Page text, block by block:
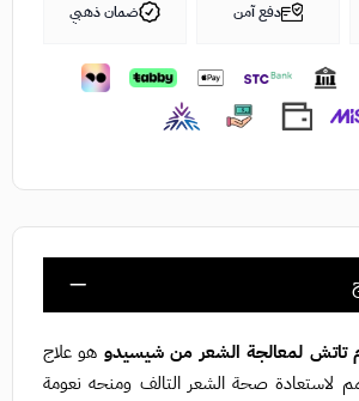
دفع آمن ضمان ذهبي
تاتش لمعالجة الشعر من شيسيدو هو علاج
لاستعادة صحة الشعر التالف ومنحه نعومة